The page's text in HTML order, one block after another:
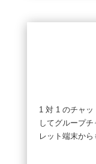
1 対 1 のチャ
してグループ
レット端末から